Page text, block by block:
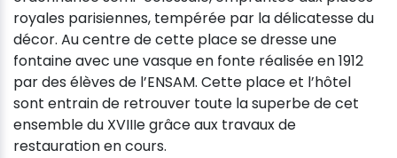
royales parisiennes, tempérée par la délicatesse du
décor. Au centre de cette place se dresse une
fontaine avec une vasque en fonte réalisée en 1912
par des élèves de l’ENSAM. Cette place et l’hôtel
sont entrain de retrouver toute la superbe de cet
ensemble du XVIIIe grâce aux travaux de
restauration en cours.